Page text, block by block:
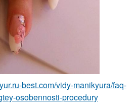
best.com/vidy-manikyura/faq-
osobennosti-procedury